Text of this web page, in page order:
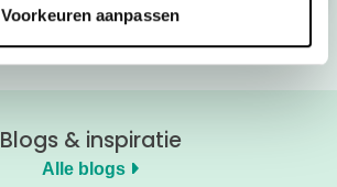
Voorkeuren aanpassen
Blogs & inspiratie
Alle blogs